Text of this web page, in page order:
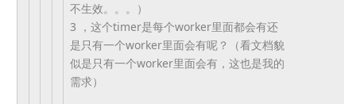
不生效。。 。）
3 ， 这个timer是每个worker里面都会有还
是只有一个worker里面会有呢？（看文档貌
似是只有一个worker里面会有，这也是我的
需求）